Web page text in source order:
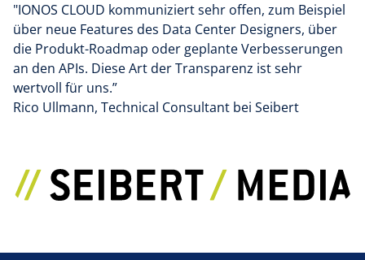
"IONOS CLOUD kommuniziert sehr offen, zum Beispiel
über neue Features des Data Center Designers, über
die Produkt-Roadmap oder geplante Verbesserungen
an den APIs. Diese Art der Transparenz ist sehr
wertvoll für uns.”
Rico Ullmann, Technical Consultant bei Seibert